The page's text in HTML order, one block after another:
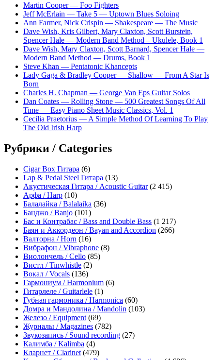
Martin Cooper — Foo Fighters
Jeff McErlain — Take 5 — Uptown Blues Soloing
Ann Farmer, Nick Crispin — Shakespeare — The Music
Dave Wish, Kris Gilbert, Mary Claxton, Scott Burstein,
Spencer Hale — Modern Band Method – Ukulele, Book 1
Dave Wish, Mary Claxton, Scott Barnard, Spencer Hale —
Modern Band Method — Drums, Book 1
Steve Khan — Pentatonic Khancepts
Lady Gaga & Bradley Cooper — Shallow — From A Star Is
Born
Charles H. Chapman — George Van Eps Guitar Solos
Dan Coates — Rolling Stone — 500 Greatest Songs Of All
Time — Easy Piano Sheet Music Classics, Vol. 1
Cecilia Praetorius — A Simple Method Of Learning To Play
The Old Irish Harp
Рубрики / Categories
Cigar Box Гитара (6)
Lap & Pedal Steel Гитара (13)
Акустическая Гитара / Acoustic Guitar(2 415)
Арфа / Harp (10)
Балалайка / Balalaika (36)
Банджо / Banjo (101)
Бас и Контрабас / Bass and Double Bass (1 217)
Баян и Аккордеон / Bayan and Accordion (266)
Валторна / Horn (16)
Вибрафон / Vibraphone (8)
Виолончель / Cello (85)
Вистл / Tinwhistle (2)
Вокал / Vocals (136)
Гармониум / Harmonium (6)
Гитарлеле / Guitarlele (1)
Губная гармоника / Harmonica (60)
Домра и Мандолина / Mandolin (103)
Железо / Equipment (69)
Журналы / Magazines (782)
Звукозапись / Sound recording (27)
Калимба / Kalimba (4)
Кларнет / Clarinet (479)